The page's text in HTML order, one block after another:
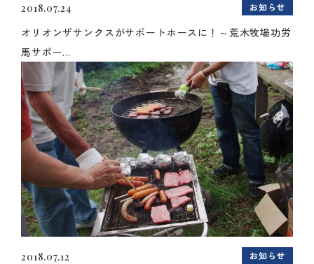
2018.07.24 お知らせ
オリオンザサンクスがサポートホースに！～荒木牧場功労
馬サポー...
2018.07.12 お知らせ